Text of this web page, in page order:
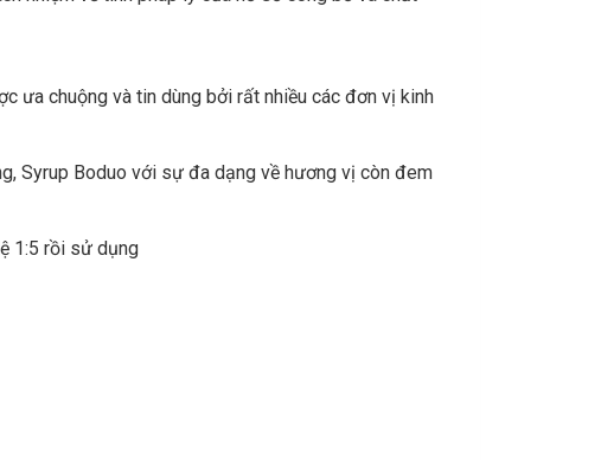
ưa chuộng và tin dùng bởi rất nhiều các đơn vị kinh
Syrup Boduo với sự đa dạng về hương vị còn đem
1:5 rồi sử dụng